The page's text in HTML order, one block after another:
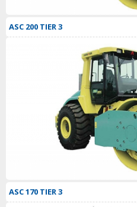
ASC 200 TIER 3
ASC 170 TIER 3